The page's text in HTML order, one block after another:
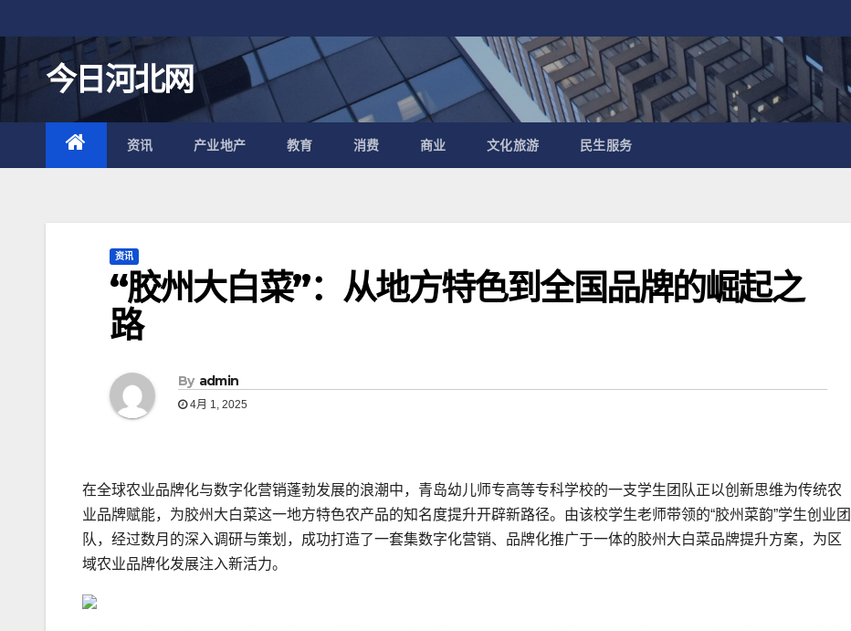
至
内
容
今日河北网
资讯 产业地产 教育 消费 商业 文化旅游 民生服务
资讯
“胶州大白菜”：从地方特色到全国品牌的崛起之
路
By admin
4月 1, 2025
在全球农业品牌化与数字化营销蓬勃发展的浪潮中，青岛幼儿师专高等专科学校的一支学生团队正以创新思维为传统农
业品牌赋能，为胶州大白菜这一地方特色农产品的知名度提升开辟新路径。由该校学生老师带领的“胶州菜韵”学生创业团
队，经过数月的深入调研与策划，成功打造了一套集数字化营销、品牌化推广于一体的胶州大白菜品牌提升方案，为区
域农业品牌化发展注入新活力。